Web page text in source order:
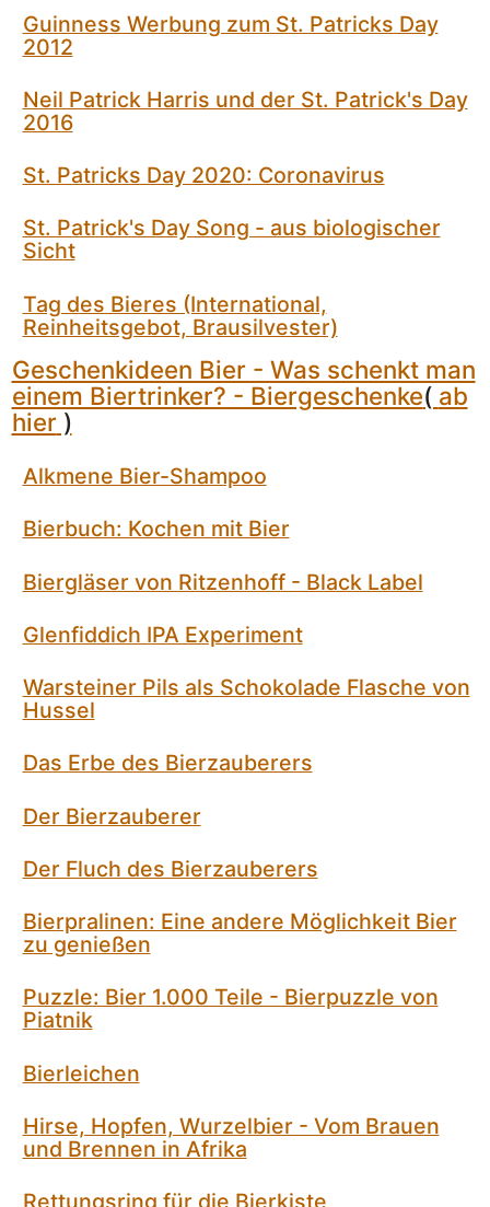
Guinness Werbung zum St. Patricks Day
2012
Neil Patrick Harris und der St. Patrick's Day
2016
St. Patricks Day 2020: Coronavirus
St. Patrick's Day Song - aus biologischer
Sicht
Tag des Bieres (International,
Reinheitsgebot, Brausilvester)
Geschenkideen Bier - Was schenkt man
einem Biertrinker? - Biergeschenke( ab
hier)
Alkmene Bier-Shampoo
Bierbuch: Kochen mit Bier
Biergläser von Ritzenhoff - Black Label
Glenfiddich IPA Experiment
Warsteiner Pils als Schokolade Flasche von
Hussel
Das Erbe des Bierzauberers
Der Bierzauberer
Der Fluch des Bierzauberers
Bierpralinen: Eine andere Möglichkeit Bier
zu genießen
Puzzle: Bier 1.000 Teile - Bierpuzzle von
Piatnik
Bierleichen
Hirse, Hopfen, Wurzelbier - Vom Brauen
und Brennen in Afrika
Rettungsring für die Bierkiste